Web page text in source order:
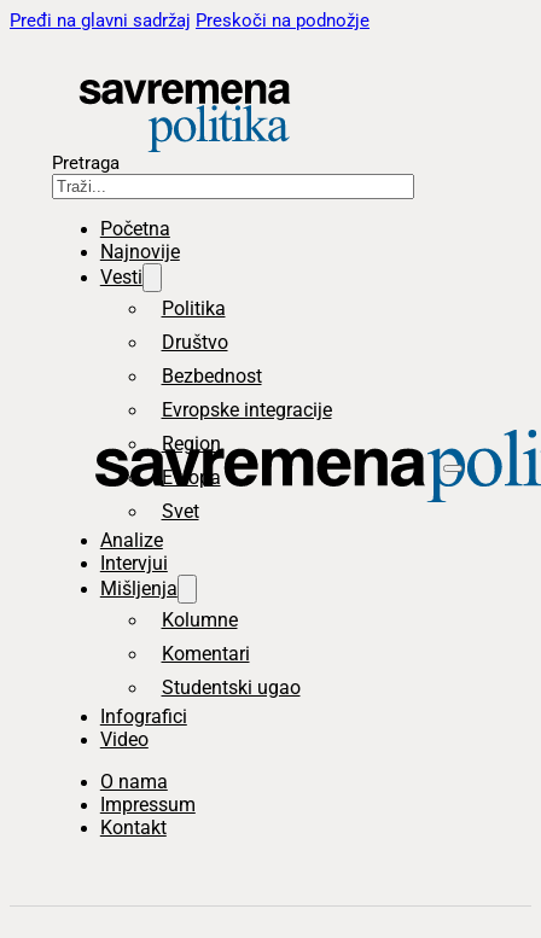
Pređi na glavni sadržaj Preskoči na podnožje
Pretraga
Početna
Najnovije
Vesti
Politika
Društvo
Bezbednost
Evropske integracije
Region
Evropa
Svet
Analize
Intervjui
Mišljenja
Kolumne
Komentari
Studentski ugao
Infografici
Video
O nama
Impressum
Kontakt